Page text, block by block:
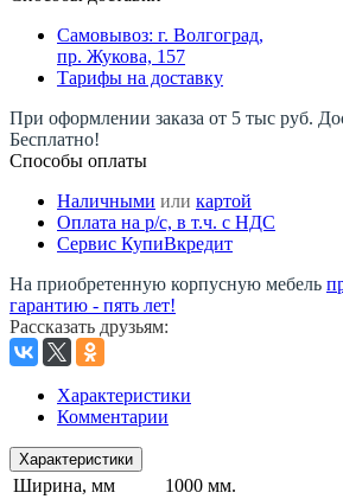
Самовывоз: г. Волгоград,
пр. Жукова, 157
Тарифы на доставку
При оформлении заказа от 5 тыс руб.
Бесплатно!
Способы оплаты
Наличными или картой
Оплата на р/c, в т.ч. с НДС
Сервис КупиВкредит
На приобретенную корпусную мебель
гарантию - пять лет!
Рассказать друзьям:
Характеристики
Комментарии
Характеристики
Ширина, мм
1000 мм.